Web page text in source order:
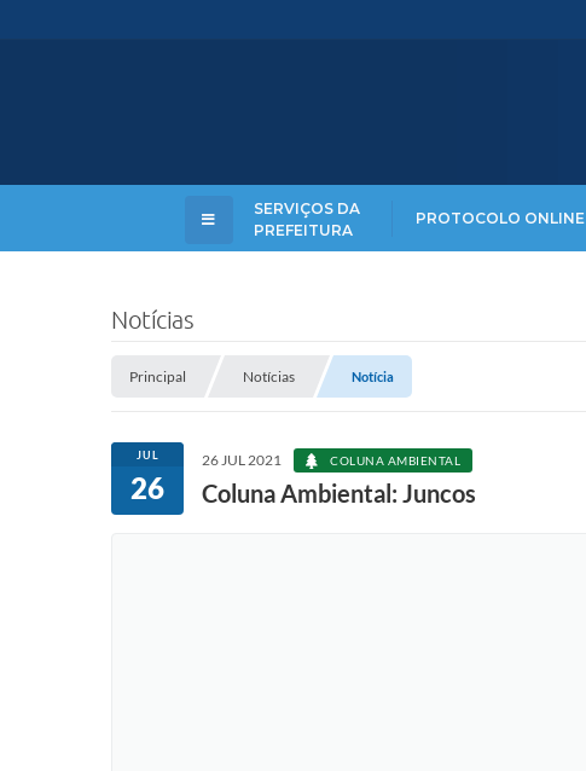
SERVIÇOS DA
PREFEITURA
PROTOCOLO ONLINE
Notícias
Principal Notícias Notícia
JUL
26
26 JUL 2021 COLUNA AMBIENTAL
Coluna Ambiental: Juncos